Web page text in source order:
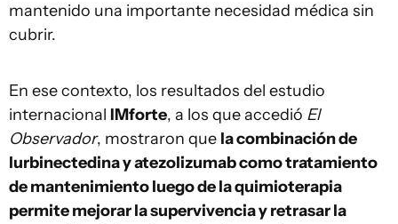
mantenido una importante necesidad médica sin
cubrir.
En ese contexto, los resultados del estudio
internacional IMforte, a los que accedió El
Observador, mostraron que la combinación de
lurbinectedina y atezolizumab como tratamiento
de mantenimiento luego de la quimioterapia
permite mejorar la supervivencia y retrasar la